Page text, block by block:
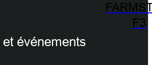
F3
événements